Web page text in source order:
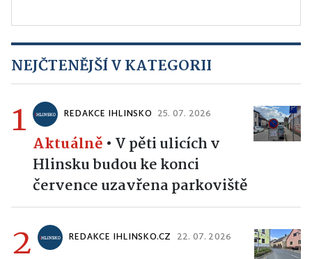
NEJČTENĚJŠÍ V KATEGORII
1 REDAKCE IHLINSKO 25. 07. 2026
Aktuálně • V pěti ulicích v
Hlinsku budou ke konci
července uzavřena parkoviště
2 REDAKCE IHLINSKO.CZ 22. 07. 2026